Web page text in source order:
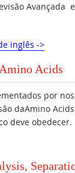
Avançada
inglês ->
Acids
por
daAmino
deve obedecer.